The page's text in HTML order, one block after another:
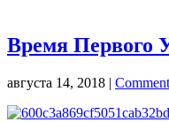
Время Первого
августа 14, 2018 |